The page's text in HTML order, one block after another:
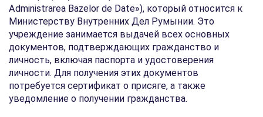
Administrarea Bazelor de Date»), который относится к
Министерству Внутренних Дел Румынии. Это
учреждение занимается выдачей всех основных
документов, подтверждающих гражданство и
личность, включая паспорта и удостоверения
личности. Для получения этих документов
потребуется сертификат о присяге, а также
уведомление о получении гражданства.